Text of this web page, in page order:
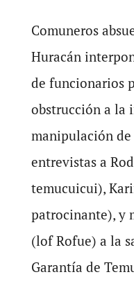
Comuneros
Huracán
de funcionarios
obstrucción a la
manipulación
entrevistas a
temucuicui),
patrocinante), y
(lof Rofue) a la
Garantía de